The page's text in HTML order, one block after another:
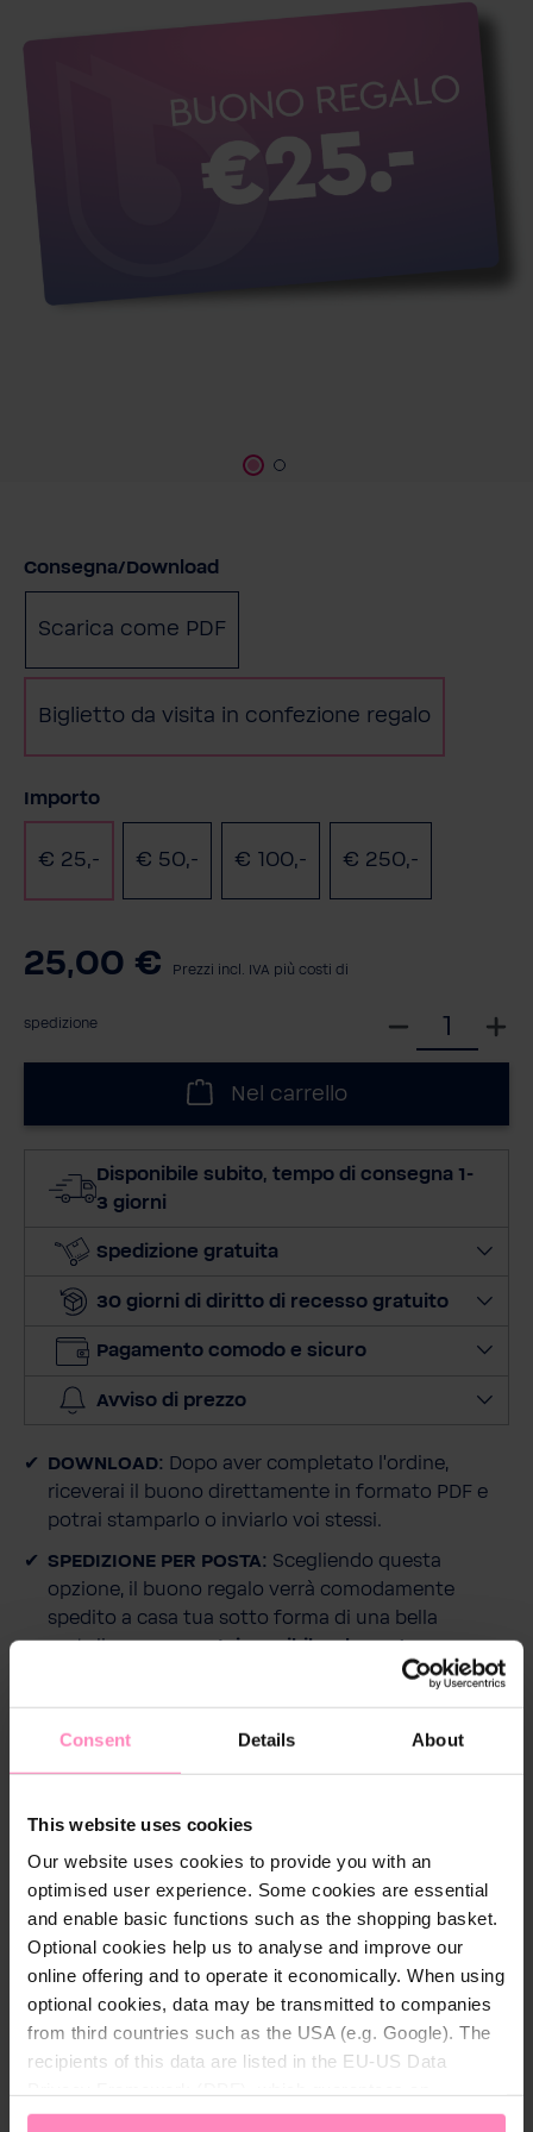
Consent Details About
This website uses cookies
Our website uses cookies to provide you with an
optimised user experience. Some cookies are essential
and enable basic functions such as the shopping basket.
Optional cookies help us to analyse and improve our
online offering and to operate it economically. When using
optional cookies, data may be transmitted to companies
from third countries such as the USA (e.g. Google). The
recipients of this data are listed in the EU-US Data
appropriate level of data protection. You canaccept all
Seleziona
Consegna/Download
Scarica come PDF
Biglietto da visita in confezione regalo
Seleziona
Importo
€ 25,- € 50,- € 100,- € 250,-
25,00 € Prezzi incl. IVA più costi di
spedizione
z
a
a
u
t
Nel carrello
Disponibile subito, tempo di consegna 1-
3 giorni
Spedizione gratuita
30 giorni di diritto di recesso gratuito
Pagamento comodo e sicuro
Avviso di prezzo
DOWNLOAD: Dopo aver completato l'ordine,
riceverai il buono direttamente in formato PDF e
potrai stamparlo o inviarlo voi stessi.
SPEDIZIONE PER POSTA: Scegliendo questa
opzione, il buono regalo verrà comodamente
spedito a casa tua sotto forma di una bella
cartolina-assegno.(Disponibile a breve)
I buoni regalo di BWT
del negozio online.
Descrizione
Il regalo perfetto per ogni occasione.
Ordina subito online, in modo semplice e facile!
feste della mamma e del papà, anniversari o